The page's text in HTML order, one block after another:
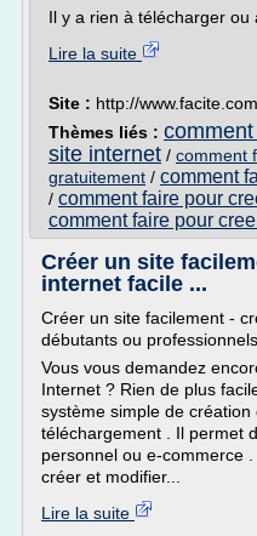
Il y a rien à télécharger ou
Lire la suite
Site : http://www.facite.com
Thèmes liés :
site internet / comment
gratuitement / comment
/ comment faire pour
comment faire pour
Créer un site
internet facile ...
Créer un site facilement -
débutants ou professionnels
Vous vous demandez
Internet ? Rien de plus
système simple de
téléchargement . Il permet
personnel ou e-commerce
créer et modifier...
Lire la suite